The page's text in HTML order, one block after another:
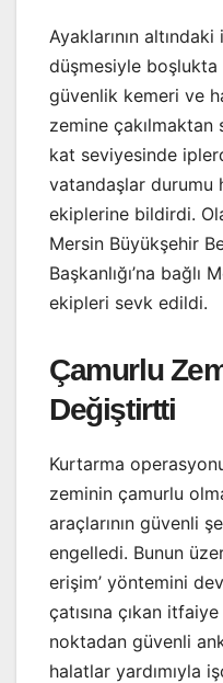
Ayaklarının
düşmesiyle
güvenlik kemeri ve
zemine çakılmaktan
kat seviyesinde
vatandaşlar durumu
ekiplerine bildirdi.
Mersin Büyükşehir
Başkanlığı’na
ekipleri sevk edildi.
Çamurlu
Değiştirtti
Kurtarma
zeminin çamurlu
araçlarının güvenli
engelledi. Bunun
erişim’ yöntemini
çatısına çıkan
noktadan güvenli
halatlar yardımıyla